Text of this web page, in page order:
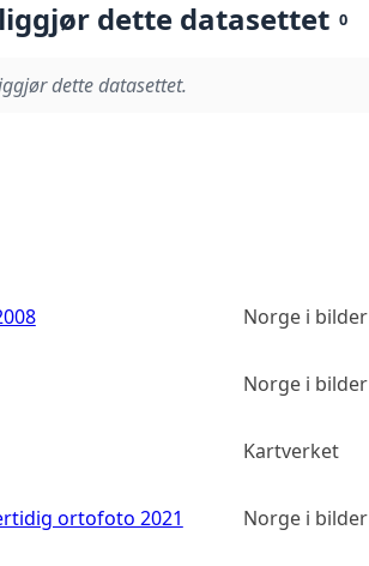
dette datasettet 0
dette datasettet.
Norge i bilder
Norge i bilder
Kartverket
ortofoto 2021 Norge i bilder